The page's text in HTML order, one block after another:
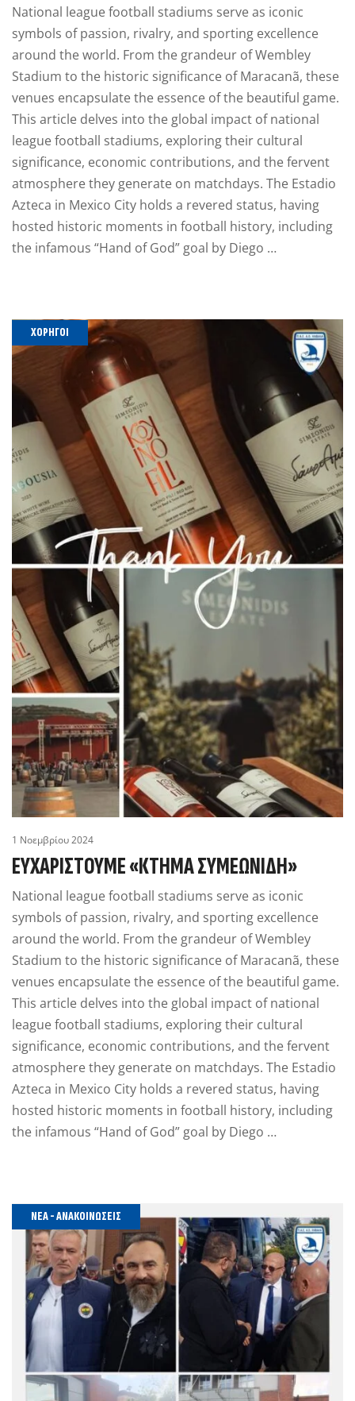
National league football stadiums serve as iconic
symbols of passion, rivalry, and sporting excellence
around the world. From the grandeur of Wembley
Stadium to the historic significance of Maracanã, these
venues encapsulate the essence of the beautiful game.
This article delves into the global impact of national
league football stadiums, exploring their cultural
significance, economic contributions, and the fervent
atmosphere they generate on matchdays. The Estadio
Azteca in Mexico City holds a revered status, having
hosted historic moments in football history, including
the infamous “Hand of God” goal by Diego …
ΧΟΡΗΓΟΊ
1 Νοεμβρίου 2024
ΕΥΧΑΡΙΣΤΟΎΜΕ «ΚΤΉΜΑ ΣΥΜΕΩΝΊΔΗ»
National league football stadiums serve as iconic
symbols of passion, rivalry, and sporting excellence
around the world. From the grandeur of Wembley
Stadium to the historic significance of Maracanã, these
venues encapsulate the essence of the beautiful game.
This article delves into the global impact of national
league football stadiums, exploring their cultural
significance, economic contributions, and the fervent
atmosphere they generate on matchdays. The Estadio
Azteca in Mexico City holds a revered status, having
hosted historic moments in football history, including
the infamous “Hand of God” goal by Diego …
ΝΈΑ - ΑΝΑΚΟΙΝΏΣΕΙΣ